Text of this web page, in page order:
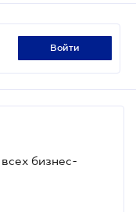
войти
бизнес-